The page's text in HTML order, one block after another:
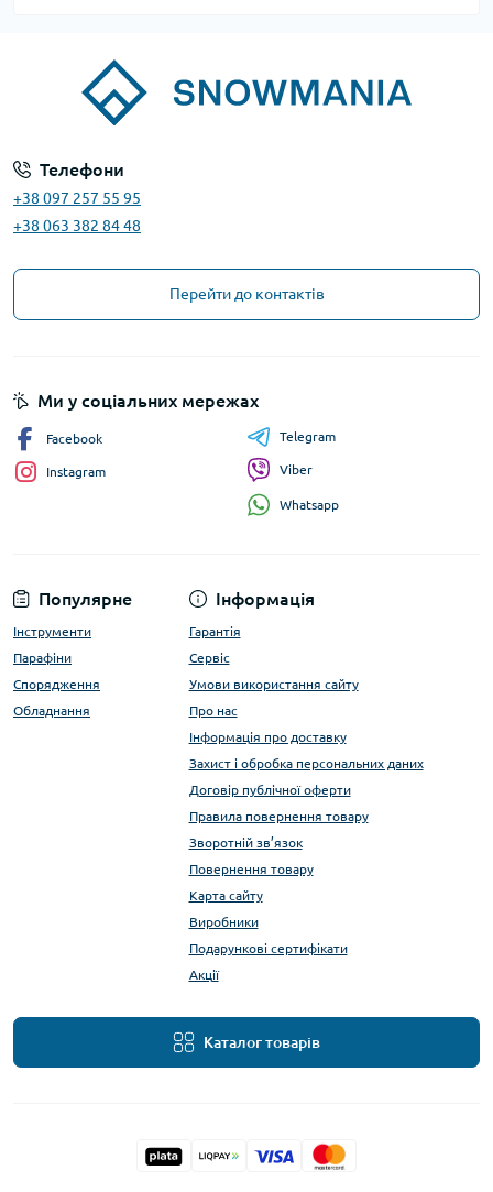
Телефони
+38 097 257 55 95
+38 063 382 84 48
Перейти до контактів
Популярне
Інструменти
Парафіни
Спорядження
Обладнання
Інформація
Гарантія
Сервіс
Умови використання сайту
Про нас
Інформація про доставку
Захист і обробка персональних даних
Договір публічної оферти
Правила повернення товару
Зворотній зв’язок
Повернення товару
Карта сайту
Виробники
Подарункові сертифікати
Акції
Каталог товарів
Ми у соціальних мережах
Facebook
Instagram
Telegram
Viber
Whatsapp